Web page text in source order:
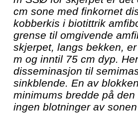
cm sone med finkornet
kobberkis i biotittrik
grense til omgivende
skjerpet, langs bekken,
m og inntil 75 cm dyp.
disseminasjon til
sinkblende. En av
minimums bredde på
ingen blotninger av